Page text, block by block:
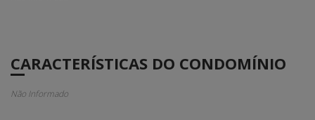
CARACTERÍSTICAS DO CONDOMÍNIO
Não Informado